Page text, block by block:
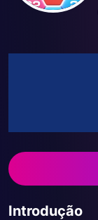
Introdução